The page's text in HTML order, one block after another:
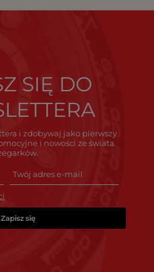
SIĘ DO
i zdobywaj jako pierwszy
i nowości ze świata
Zapisz się